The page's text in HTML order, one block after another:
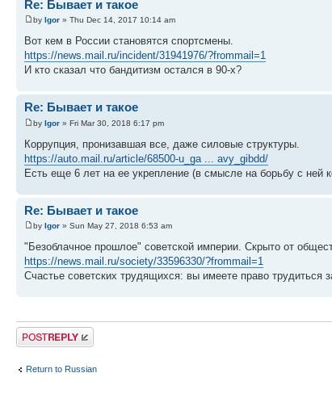
Re: Бывает и такое
by Igor » Thu Dec 14, 2017 10:14 am
Вот кем в России становятся спортсмены.
https://news.mail.ru/incident/31941976/?frommail=1
И кто сказал что бандитизм остался в 90-х?
Re: Бывает и такое
by Igor » Fri Mar 30, 2018 6:17 pm
Коррупция, пронизавшая все, даже силовые структуры.
https://auto.mail.ru/article/68500-u_ga ... avy_gibdd/
Есть еще 6 лет на ее укрепление (в смысле на борьбу с ней
Re: Бывает и такое
by Igor » Sun May 27, 2018 6:53 am
"Безоблачное прошлое" советской империи. Скрыто от
https://news.mail.ru/society/33596330/?frommail=1
Счастье советских трудящихся: вы имеете право трудиться
Post a reply
Return to Russian